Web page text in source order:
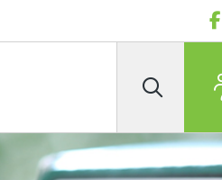
Rechercher